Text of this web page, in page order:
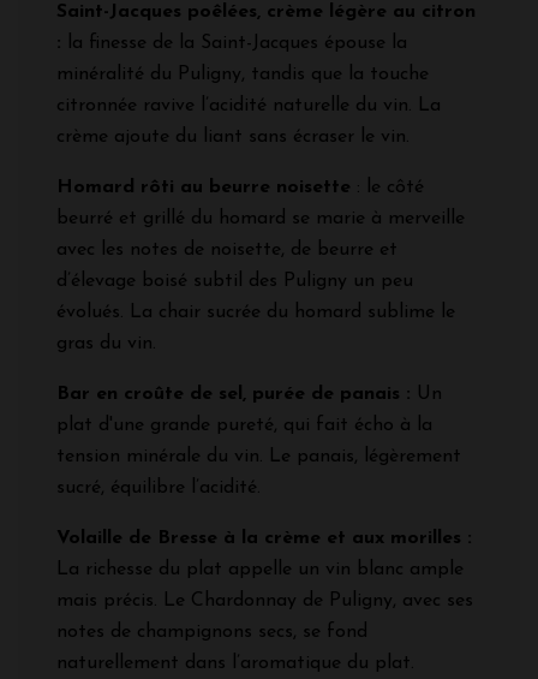
Saint-Jacques poêlées, crème légère au citron
:
la finesse de la Saint-Jacques épouse la
minéralité du Puligny, tandis que la touche
citronnée ravive l’acidité naturelle du vin. La
crème ajoute du liant sans écraser le vin.
Homard rôti au beurre noisette : le côté
beurré et grillé du homard se marie à merveille
avec les notes de noisette, de beurre et
d’élevage boisé subtil des Puligny un peu
évolués. La chair sucrée du homard sublime le
gras du vin.
Bar en croûte de sel, purée de panais : Un
plat d'une grande pureté, qui fait écho à la
tension minérale du vin. Le panais, légèrement
sucré, équilibre l’acidité.
Volaille de Bresse à la crème et aux morilles :
La richesse du plat appelle un vin blanc ample
mais précis. Le Chardonnay de Puligny, avec ses
notes de champignons secs, se fond
naturellement dans l’aromatique du plat.